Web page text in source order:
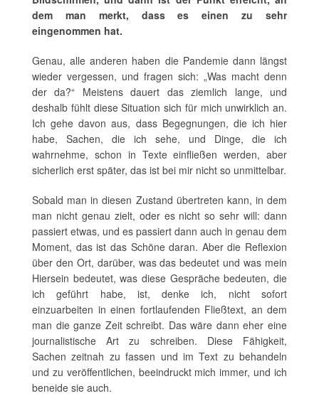
dem man merkt, dass es einen zu sehr
eingenommen hat.
Genau, alle anderen haben die Pandemie dann längst
wieder vergessen, und fragen sich: „Was macht denn
der da?“ Meistens dauert das ziemlich lange, und
deshalb fühlt diese Situation sich für mich unwirklich an.
Ich gehe davon aus, dass Begegnungen, die ich hier
habe, Sachen, die ich sehe, und Dinge, die ich
wahrnehme, schon in Texte einfließen werden, aber
sicherlich erst später, das ist bei mir nicht so unmittelbar.
Sobald man in diesen Zustand übertreten kann, in dem
man nicht genau zielt, oder es nicht so sehr will: dann
passiert etwas, und es passiert dann auch in genau dem
Moment, das ist das Schöne daran. Aber die Reflexion
über den Ort, darüber, was das bedeutet und was mein
Hiersein bedeutet, was diese Gespräche bedeuten, die
ich geführt habe, ist, denke ich, nicht sofort
einzuarbeiten in einen fortlaufenden Fließtext, an dem
man die ganze Zeit schreibt. Das wäre dann eher eine
journalistische Art zu schreiben. Diese Fähigkeit,
Sachen zeitnah zu fassen und im Text zu behandeln
und zu veröffentlichen, beeindruckt mich immer, und ich
beneide sie auch.